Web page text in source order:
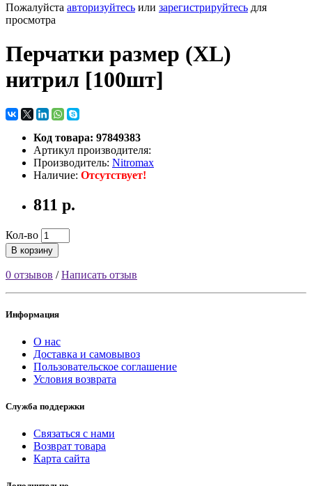
Пожалуйста авторизуйтесь или зарегистрируйтесь для
просмотра
Перчатки размер (XL)
нитрил [100шт]
Код товара: 97849383
Артикул производителя:
Производитель: Nitromax
Наличие: Отсутствует!
811 р.
Кол-во
В корзину
0 отзывов /Написать отзыв
Информация
О нас
Доставка и самовывоз
Пользовательское соглашение
Условия возврата
Служба поддержки
Связаться с нами
Возврат товара
Карта сайта